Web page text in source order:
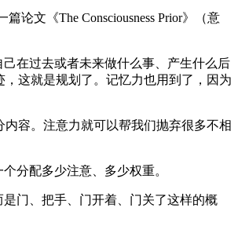
文《The Consciousness Prior》（意
在过去或者未来做什么事、产生什么后
这就是规划了。记忆力也用到了，因为
容。注意力就可以帮我们抛弃很多不相
分配多少注意、多少权重。
门、把手、门开着、门关了这样的概